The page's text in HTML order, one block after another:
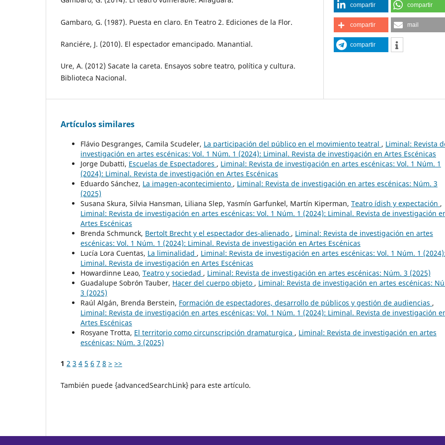
Gambaro, G. (1987). Puesta en claro. En Teatro 2. Ediciones de la Flor.
Ranciére, J. (2010). El espectador emancipado. Manantial.
Ure, A. (2012) Sacate la careta. Ensayos sobre teatro, política y cultura.
Biblioteca Nacional.
compartir compartir
compartir mail
compartir
Artículos similares
Flávio Desgranges, Camila Scudeler, La participación del público en el movimiento teatral , Liminal: Revista
investigación en artes escénicas: Vol. 1 Núm. 1 (2024): Liminal. Revista de investigación en Artes Escénicas
Jorge Dubatti, Escuelas de Espectadores , Liminal: Revista de investigación en artes escénicas: Vol. 1 Núm. 1
(2024): Liminal. Revista de investigación en Artes Escénicas
Eduardo Sánchez, La imagen-acontecimiento , Liminal: Revista de investigación en artes escénicas: Núm. 3
(2025)
Susana Skura, Silvia Hansman, Liliana Slep, Yasmín Garfunkel, Martín Kiperman, Teatro ídish y expectación ,
Liminal: Revista de investigación en artes escénicas: Vol. 1 Núm. 1 (2024): Liminal. Revista de investigación
Artes Escénicas
Brenda Schmunck, Bertolt Brecht y el espectador des-alienado , Liminal: Revista de investigación en artes
escénicas: Vol. 1 Núm. 1 (2024): Liminal. Revista de investigación en Artes Escénicas
Lucía Lora Cuentas, La liminalidad , Liminal: Revista de investigación en artes escénicas: Vol. 1 Núm. 1
Liminal. Revista de investigación en Artes Escénicas
Howardinne Leao, Teatro y sociedad , Liminal: Revista de investigación en artes escénicas: Núm. 3 (2025)
Guadalupe Sobrón Tauber, Hacer del cuerpo objeto , Liminal: Revista de investigación en artes escénicas:
3 (2025)
Raúl Algán, Brenda Berstein, Formación de espectadores, desarrollo de públicos y gestión de audiencias ,
Liminal: Revista de investigación en artes escénicas: Vol. 1 Núm. 1 (2024): Liminal. Revista de investigación
Artes Escénicas
Rosyane Trotta, El territorio como circunscripción dramaturgica , Liminal: Revista de investigación en artes
escénicas: Núm. 3 (2025)
1 2 3 4 5 6 7 8 > >>
También puede {advancedSearchLink} para este artículo.